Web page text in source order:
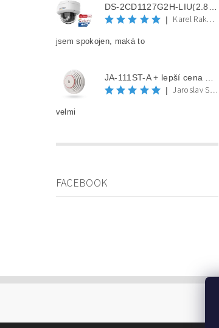
|
Karel Rakovec
jsem spokojen, maká to
|
Jaroslav Spěváček
velmi
FACEBOOK